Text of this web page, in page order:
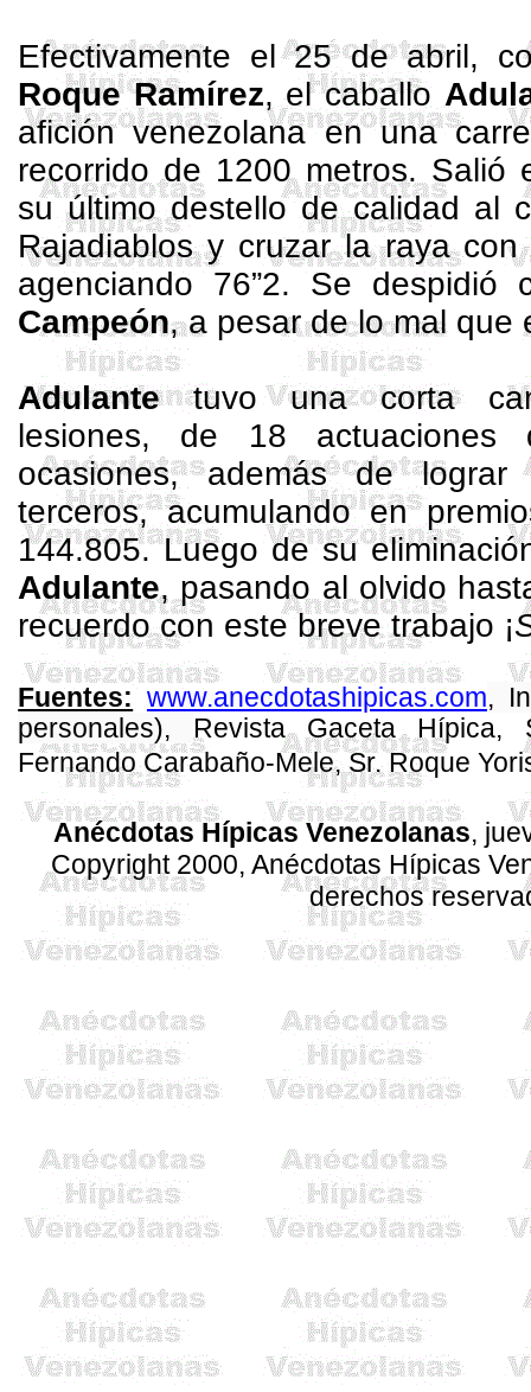
Efectivamente el 25 de abril,
Roque Ramírez, el caballo
afición venezolana en una
recorrido de 1200 metros. Salió
su último destello de calidad al
Rajadiablosy cruzar la raya con
agenciando 76”2. Se
Campeón, a pesar de lo mal que
Adulantetuvo una corta
lesiones, de 18
ocasiones, además de
terceros, acumulando en
144.805. Luego de su
Adulante, pasando al olvido
recuerdo con este breve trabajo ¡
Fuentes: www.anecdotashipicas.com,
personales), Revista GacetaHípica,
FernandoCarabaño-Mele, Sr. Roque
Anécdotas Hípicas Venezolanas,
Copyright 2000, Anécdotas Hípicas
derechos